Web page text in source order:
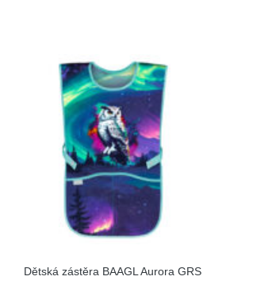
Dětská zástěra BAAGL Aurora GRS